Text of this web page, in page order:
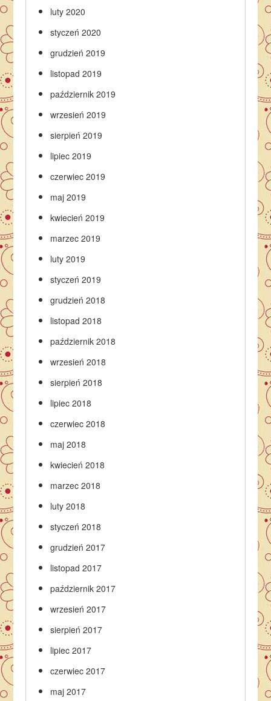
luty 2020
styczeń 2020
grudzień 2019
listopad 2019
październik 2019
wrzesień 2019
sierpień 2019
lipiec 2019
czerwiec 2019
maj 2019
kwiecień 2019
marzec 2019
luty 2019
styczeń 2019
grudzień 2018
listopad 2018
październik 2018
wrzesień 2018
sierpień 2018
lipiec 2018
czerwiec 2018
maj 2018
kwiecień 2018
marzec 2018
luty 2018
styczeń 2018
grudzień 2017
listopad 2017
październik 2017
wrzesień 2017
sierpień 2017
lipiec 2017
czerwiec 2017
maj 2017